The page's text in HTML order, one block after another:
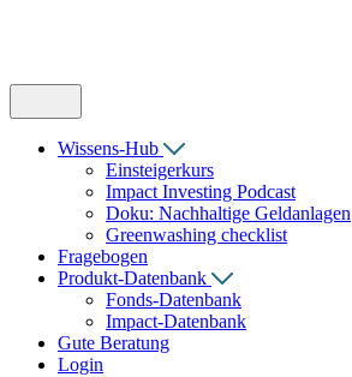
Wissens-Hub
Einsteigerkurs
Impact Investing Podcast
Doku: Nachhaltige Geldanlagen
Greenwashing checklist
Fragebogen
Produkt-Datenbank
Fonds-Datenbank
Impact-Datenbank
Gute Beratung
Login